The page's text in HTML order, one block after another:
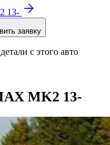
13-
заявку
с этого авто
MK2 13-